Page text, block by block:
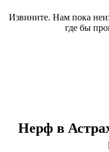
Извините. Нам пока
где бы
Нерф в